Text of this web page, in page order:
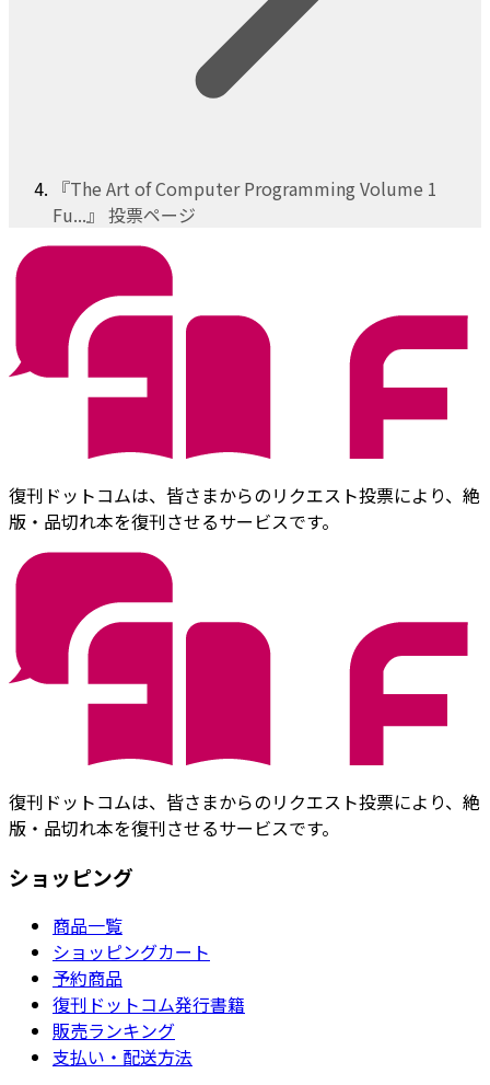
『The Art of Computer Programming Volume 1
Fu...』 投票ページ
復刊ドットコムは、皆さまからのリクエスト投票により、絶
版・品切れ本を復刊させるサービスです。
復刊ドットコムは、皆さまからのリクエスト投票により、絶
版・品切れ本を復刊させるサービスです。
ショッピング
商品一覧
ショッピングカート
予約商品
復刊ドットコム発行書籍
販売ランキング
支払い・配送方法